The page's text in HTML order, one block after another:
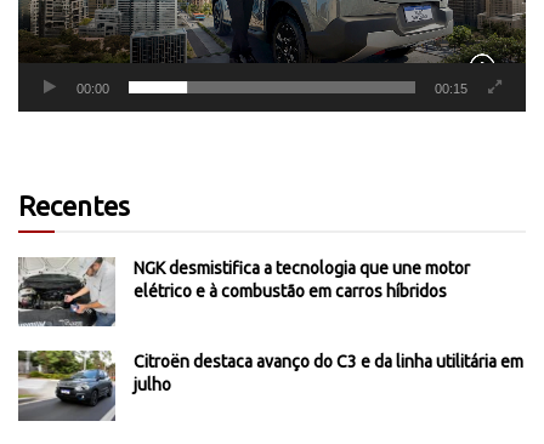
00:00 00:15
Recentes
NGK desmistifica a tecnologia que une motor
elétrico e à combustão em carros híbridos
Citroën destaca avanço do C3 e da linha utilitária em
julho